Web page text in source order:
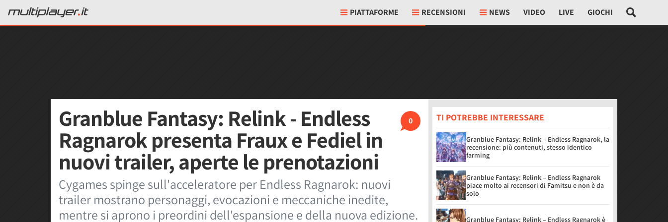
PIATTAFORME RECENSIONI NEWS VIDEO LIVE GIOCHI
0
Granblue Fantasy: Relink - Endless
Ragnarok presenta Fraux e Fediel in
nuovi trailer, aperte le prenotazioni
Cygames spinge sull'acceleratore per Endless Ragnarok: nuovi
trailer mostrano personaggi, evocazioni e meccaniche inedite,
mentre si aprono i preordini dell'espansione e della nuova edizione.
TI POTREBBE INTERESSARE
Granblue Fantasy: Relink – Endless Ragnarok, la
recensione: più contenuti, stesso identico
farming
Granblue Fantasy: Relink – Endless Ragnarok
piace molto ai recensori di Famitsu e non è da
solo
Granblue Fantasy: Relink – Endless Ragnarok è